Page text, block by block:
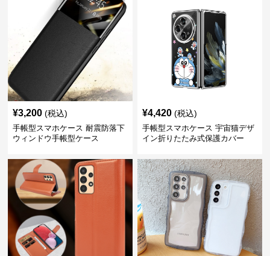
¥3,200 (税込)
手帳型スマホケース 耐震防落下
ウィンドウ手帳型ケース
¥4,420 (税込)
手帳型スマホケース 宇宙猫デザ
イン折りたたみ式保護カバー